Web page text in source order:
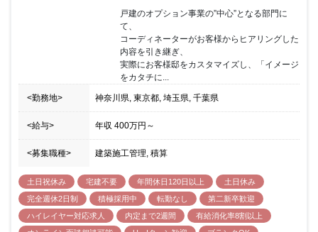
戸建のオプション事業の”中心”となる部門に
て、
コーディネーターがお客様からヒアリングした
内容を引き継ぎ、
実際にお客様邸をカスタマイズし、「イメージ
をカタチに...
<勤務地> 神奈川県, 東京都, 埼玉県, 千葉県
<給与> 年収 400万円 ～
<募集職種> 建築施工管理, 積算
土日祝休み 宅建不要 年間休日120日以上
土日休み
完全週休2日制
積極採用中 転勤なし
第二新卒歓迎
ハイレイヤー対応求人
内定まで2週間
有給消化率8割以上